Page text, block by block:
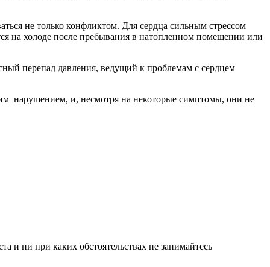
не только конфликтом. Для сердца сильным стрессом
на холоде после пребывания в натопленном помещении или
перепад давления, ведущий к проблемам с сердцем
нарушением, и, несмотря на некоторые симптомы, они не
и ни при каких обстоятельствах не занимайтесь